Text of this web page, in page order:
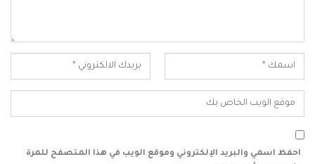
احفظ اسمي والبريد الإلكتروني وموقع الويب في هذا المتصفح للمرة